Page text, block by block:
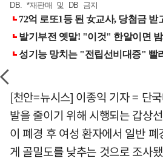
DB. *재판매 및 DB 금지
[천안=뉴시스] 이종익 기자 = 단
발을 줄이기 위해 시행되는 갑상
이 폐경 후 여성 환자에서 일반
게 골밀도를 낮추는 것으로 조사